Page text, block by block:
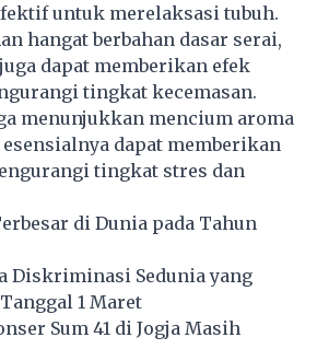
untuk merelaksasi tubuh.
hangat berbahan dasar serai,
dapat memberikan efek
tingkat kecemasan.
menunjukkan mencium aroma
dapat memberikan
tingkat stres dan
di Dunia pada Tahun
Diskriminasi Sedunia yang
1 Maret
Sum 41 di Jogja Masih